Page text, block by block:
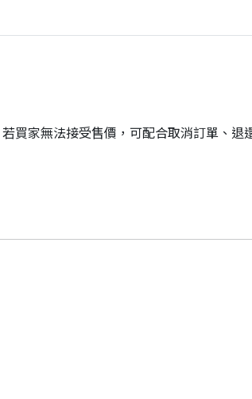
買家無法接受售價，可配合取消訂單、退